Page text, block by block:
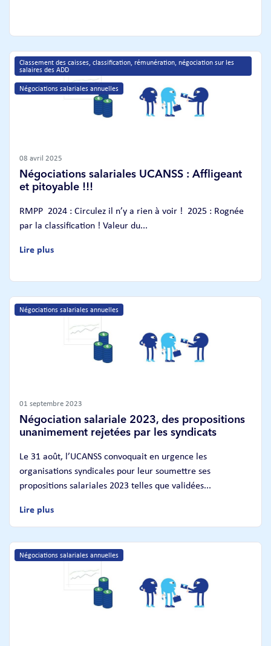
Classement des caisses, classification, rémunération, négociation sur les
salaires des ADD
Négociations salariales annuelles
08 avril 2025
Négociations salariales UCANSS : Affligeant
et pitoyable !!!
RMPP 2024 : Circulez il n’y a rien à voir ! 2025 : Rognée
par la classification ! Valeur du...
Lire plus
Négociations salariales annuelles
01 septembre 2023
Négociation salariale 2023, des propositions
unanimement rejetées par les syndicats
Le 31 août, l’UCANSS convoquait en urgence les
organisations syndicales pour leur soumettre ses
propositions salariales 2023 telles que validées...
Lire plus
Négociations salariales annuelles